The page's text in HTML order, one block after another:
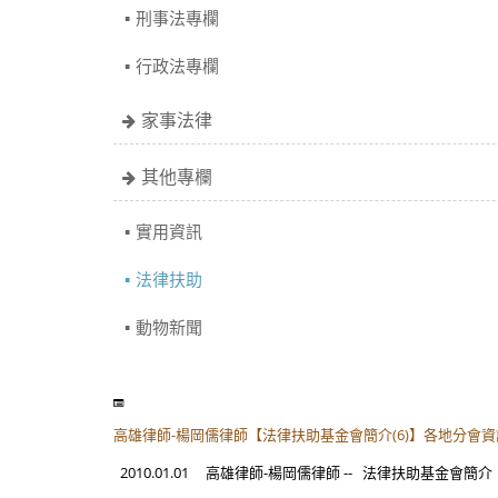
刑事法專欄
行政法專欄
家事法律
其他專欄
實用資訊
法律扶助
動物新聞
高雄律師-楊岡儒律師【法律扶助基金會簡介(6)】各地分會
2010.01.01 高雄律師-楊岡儒律師 -- 法律扶助基金會簡介